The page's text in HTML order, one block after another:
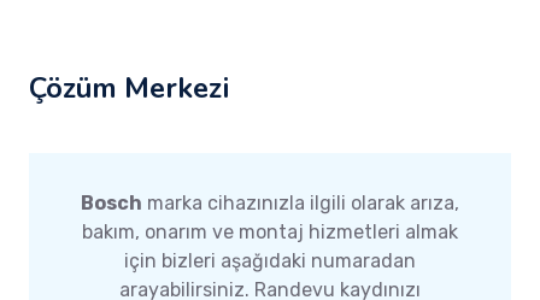
Çözüm Merkezi
Bosch marka cihazınızla ilgili olarak arıza,
bakım, onarım ve montaj hizmetleri almak
için bizleri aşağıdaki numaradan
arayabilirsiniz. Randevu kaydınızı